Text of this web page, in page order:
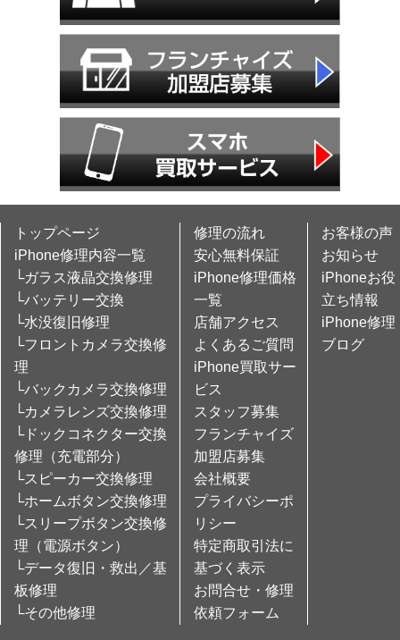
トップページ
iPhone修理内容一覧
└ガラス液晶交換修理
└バッテリー交換
└水没復旧修理
└フロントカメラ交換修
理
└バックカメラ交換修理
└カメラレンズ交換修理
└ドックコネクター交換
修理（充電部分）
└スピーカー交換修理
└ホームボタン交換修理
└スリープボタン交換修
理（電源ボタン）
└データ復旧・救出／基
板修理
└その他修理
修理の流れ
安心無料保証
iPhone修理価格
一覧
店舗アクセス
よくあるご質問
iPhone買取サー
ビス
スタッフ募集
フランチャイズ
加盟店募集
会社概要
プライバシーポ
リシー
特定商取引法に
基づく表示
お問合せ・修理
依頼フォーム
お客様の声
お知らせ
iPhoneお役
立ち情報
iPhone修理
ブログ